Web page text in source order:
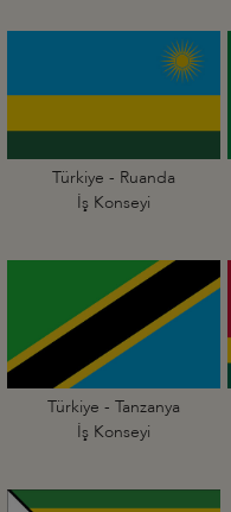
Türkiye - Ruanda
İş Konseyi
Türkiye - Tanzanya
İş Konseyi